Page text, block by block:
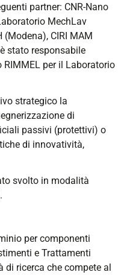
partner: CNR-Nano
MechLav
(Modena), CIRI MAM
stato responsabile
per il Laboratorio
strategico la
di
passivi (protettivi) o
di innovatività,
svolto in modalità
per componenti
e Trattamenti
di ricerca che compete al